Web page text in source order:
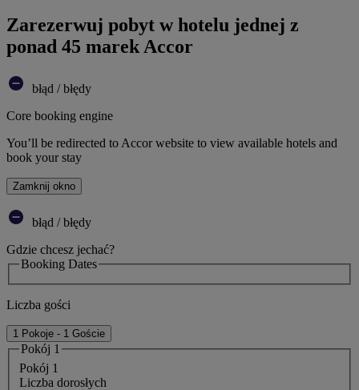
Zarezerwuj pobyt w hotelu jednej z
ponad 45 marek Accor
błąd / błędy
Core booking engine
You’ll be redirected to Accor website to view available hotels and
book your stay
Zamknij okno
błąd / błędy
Gdzie chcesz jechać?
Booking Dates
Liczba gości
1 Pokoje - 1 Goście
Pokój 1
Pokój 1
Liczba dorosłych